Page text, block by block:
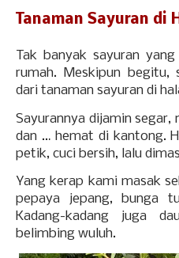
Tanaman Sayuran di
Tak banyak sayuran
rumah. Meskipun begitu,
dari tanaman sayuran di
Sayurannya dijamin
dan … hemat di kantong.
petik, cuci bersih, lalu
Yang kerap kami masak
pepaya jepang, bunga
Kadang-kadang juga
belimbing wuluh.